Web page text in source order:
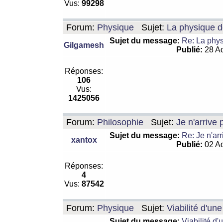
Vus: 99298
Forum: Physique Sujet: La physique
Gilgamesh
Sujet du message: Re: La
Publié: 28
Réponses:
106
Vus:
1425056
Forum: Philosophie Sujet: Je n'arrive
xantox
Sujet du message: Re: Je
Publié: 02
Réponses:
4
Vus: 87542
Forum: Physique Sujet: Viabilité